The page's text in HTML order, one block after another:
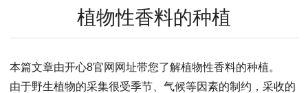
植物性香料的种植
本篇文章由开心8官网网址带您了解植物性香料的种植。
由于野生植物的采集很受季节、气候等因素的制约，采收的